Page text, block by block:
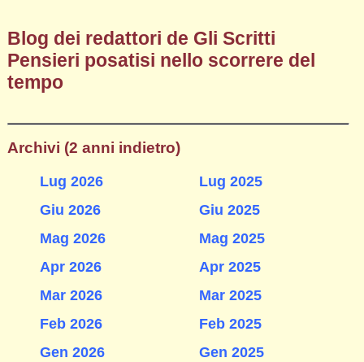
Blog dei redattori de Gli Scritti
Pensieri posatisi nello scorrere del
tempo
Archivi (2 anni indietro)
Lug 2026
Giu 2026
Mag 2026
Apr 2026
Mar 2026
Feb 2026
Gen 2026
Lug 2025
Giu 2025
Mag 2025
Apr 2025
Mar 2025
Feb 2025
Gen 2025